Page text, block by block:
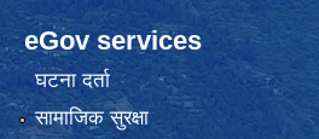
eGov services
घटना दर्ता
सामाजिक सुरक्षा